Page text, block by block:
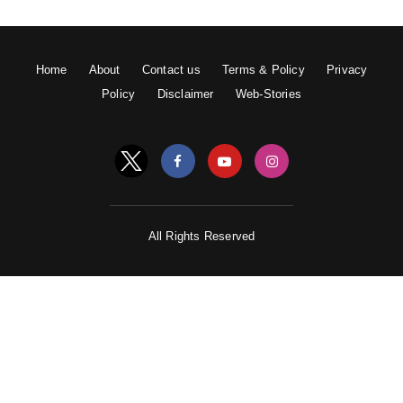
Home About Contact us Terms & Policy
Privacy
Policy
Disclaimer Web-Stories
All Rights Reserved